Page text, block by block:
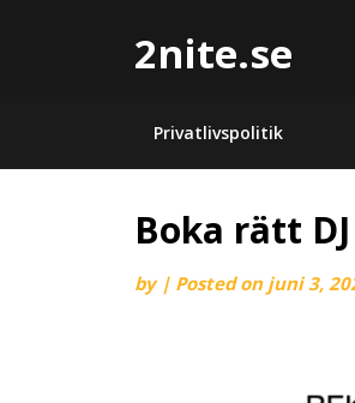
2nite.se
Privatlivspolitik
Boka rätt
by | Posted on juni 3,